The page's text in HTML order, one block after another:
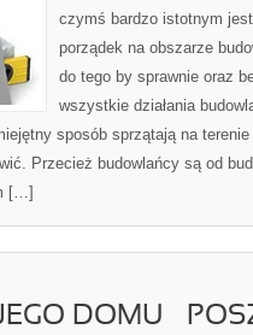
czymś bardzo istotnym
porządek na obszarze
do tego by sprawnie oraz
wszystkie działania
sposób sprzątają na
Przecież budowlańcy są od
[…]
DOMU –